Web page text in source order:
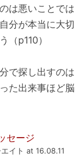
は悪いことでは
分が本当に大切
（p110）
で探し出すのは
た出来事ほど脳
セージ
イト at 16.08.11